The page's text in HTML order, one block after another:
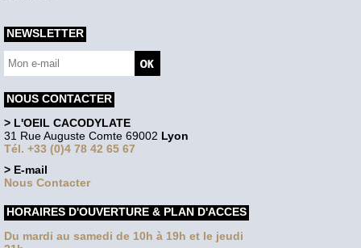
NEWSLETTER
NOUS CONTACTER
> L'OEIL CACODYLATE
31 Rue Auguste Comte 69002 Lyon
Tél. +33 (0)4 78 42 65 67
> E-mail
Nous Contacter
HORAIRES D'OUVERTURE & PLAN D'ACCES
Du mardi au samedi de 10h à 19h et le jeudi